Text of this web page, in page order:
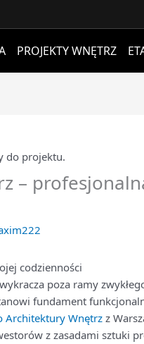
PROJEKTY WNĘTRZ
–
codzienności
poza ramy
fundament
Architektury Wnętrz z
z zasadami sztuki